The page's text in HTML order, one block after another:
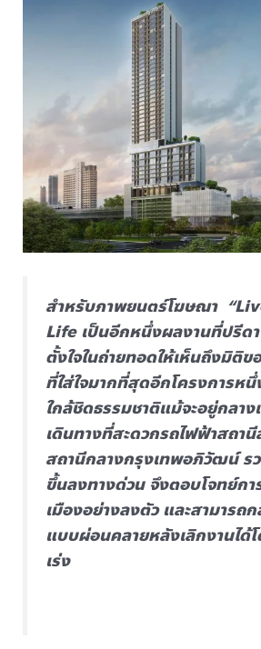
สำหรับภาพยนตร์โฆษณา
Life เป็นอีกหนึ่งผลงานที่ปรีด
ตั้งใจในถ่ายทอดให้เห็นถึงมิติ
ที่ใส่ใจมากที่สุดอีกโครงการห
ใกล้ชิดธรรมชาติแม้จะอยู่กลา
เดินทางที่สะดวกรถไฟฟ้าสถานี
สถานีกลางกรุงเทพอภิวัฒน์ ร
ขึ้นลงทางด่วน จึงตอบโจทย์กา
เมืองอย่างลงตัว และสามารถ
แบบผ่อนคลายหลังเลิกงานได้
เร่ง